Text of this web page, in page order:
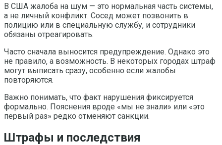
В США жалоба на шум — это нормальная часть системы,
а не личный конфликт. Сосед может позвонить в
полицию или в специальную службу, и сотрудники
обязаны отреагировать.
Часто сначала выносится предупреждение. Однако это
не правило, а возможность. В некоторых городах штраф
могут выписать сразу, особенно если жалобы
повторяются.
Важно понимать, что факт нарушения фиксируется
формально. Пояснения вроде «мы не знали» или «это
первый раз» редко отменяют санкции.
Штрафы и последствия